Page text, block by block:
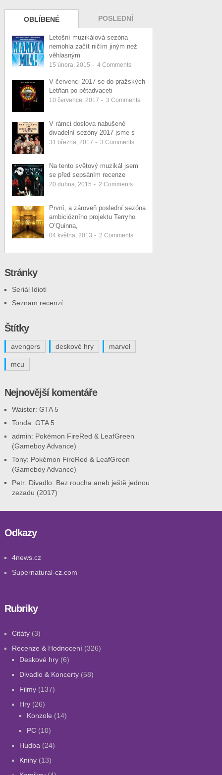
OBLÍBENÉ POSLEDNÍ
Letošní muzikálová sezóna
nemohla začít ničím jiným než
věhlasným
15 února, 2015 - 4Comments
V červenci 2017 se do pražských
Letňan po pětadvaceti
10 července, 2017 - 3 Comments
V rámci doslova nabušené
divadelní sezóny 2017 jsme s
31 března, 2017 - 3 Comments
Na tento světový muzikál jsem
se před sepsáním recenze
20 dubna, 2015 - 2 Comments
První, a zároveň poslední sezóna
ambiciózního projektu Terryho
O’Quinna,
04 května, 2013 - 2 Comments
Stránky
Seriál Idioti
Seznam recenzí
Štítky
avengers deskové hry marvel
mcu
Nejnovější komentáře
Waister: GTA 5
Tonda: GTA 5
admin: Pokémon FireRed & LeafGreen
(Gameboy Advance)
Tony: Pokémon FireRed & LeafGreen
(Gameboy Advance)
Petr: Divadlo: Bez roucha aneb ještě jednou
zezadu (2017)
Odkazy
4news.cz
Supernatural-cz.com
Rubriky
Citáty(3)
Recenze & Hodnocení(326)
Deskové hry(6)
Divadlo & Koncerty(58)
Filmy(137)
Hry(26)
Konzole (14)
PC(10)
Hudba (24)
Knihy(13)